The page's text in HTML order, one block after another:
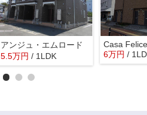
アンジュ・エムロード
5.5万円 / 1LDK
Casa Felice
6万円 /